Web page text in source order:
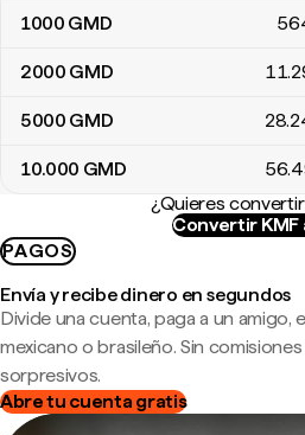
1000 GMD
2000 GMD
5000 GMD
10.000 GMD
¿Quieres
Convertir KMF
PAGOS
Envía y recibe dinero en segundos
Divide una cuenta, paga a un amigo,
mexicano o brasileño. Sin
sorpresivos.
Abre tu cuenta gratis